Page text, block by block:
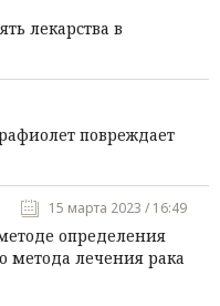
лекарства в
повреждает
15 марта 2023 / 16:49
определения
метода лечения рака